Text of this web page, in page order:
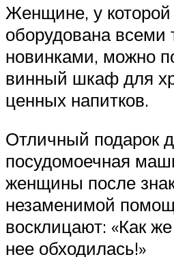
Женщине, у которой
оборудована всеми
новинками, можно
винный шкаф для
ценных напитков.
Отличный подарок
посудомоечная
женщины после
незаменимой
восклицают: «Как
нее обходилась!»